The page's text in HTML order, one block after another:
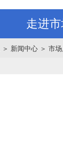
走进
＞ 新闻中心 ＞ 市